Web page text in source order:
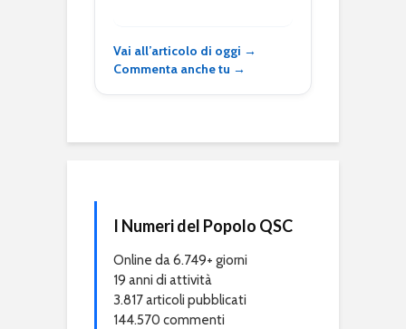
Vai all’articolo di oggi →
Commenta anche tu →
I Numeri del Popolo QSC
Online da 6.749+ giorni
19 anni di attività
3.817 articoli pubblicati
144.570 commenti